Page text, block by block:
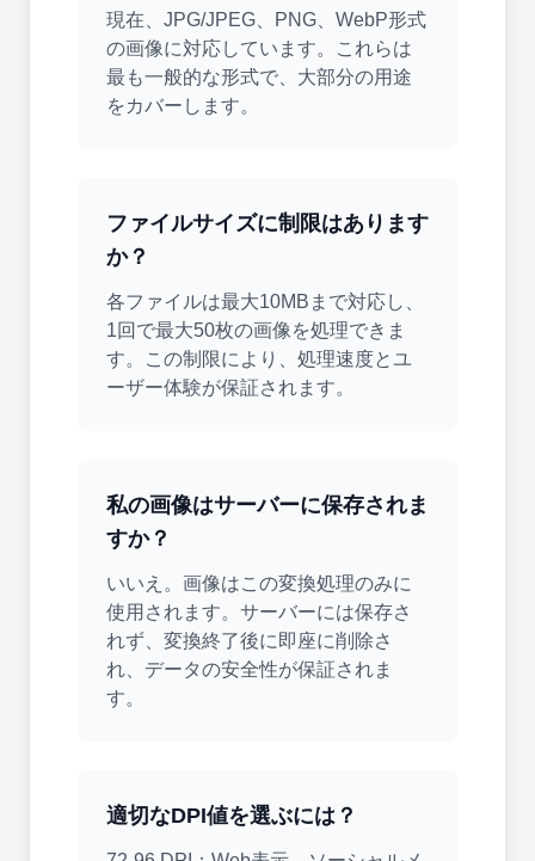
現在、JPG/JPEG、PNG、WebP形式
の画像に対応しています。これらは
最も一般的な形式で、大部分の用途
をカバーします。
ファイルサイズに制限はあります
か？
各ファイルは最大10MBまで対応し、
1回で最大50枚の画像を処理できま
す。この制限により、処理速度とユ
ーザー体験が保証されます。
私の画像はサーバーに保存されま
すか？
いいえ。画像はこの変換処理のみに
使用されます。サーバーには保存さ
れず、変換終了後に即座に削除さ
れ、データの安全性が保証されま
す。
適切なDPI値を選ぶには？